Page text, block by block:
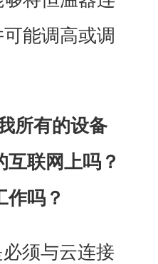
能调高或调
所有的设备
互联网上吗？
作吗？
须与云连接